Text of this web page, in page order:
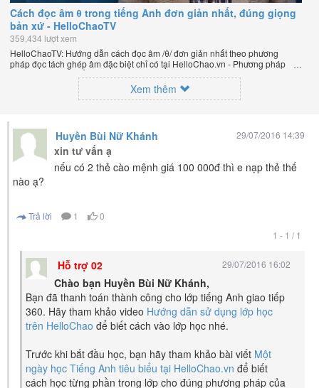
Cách đọc âm θ trong tiếng Anh đơn giản nhất, đúng giọng
bản xứ - HelloChaoTV
359,434 lượt xem
HelloChaoTV: Hướng dẫn cách đọc âm /θ/ đơn giản nhất theo phương
pháp đọc tách ghép âm đặc biệt chỉ có tại HelloChao.vn - Phương pháp
luyện phát âm chuẩn giọng bản xứ dễ dàng và hiệu quả nhất lần đầu tiên
xuất hiện trên thế giới, của thầy Phạm Việt Thắng, đồng sáng lập trang
HelloChao.vn - Chương trình dạy tiếng Anh trực tuyến chặt chẽ nhất thế
Xem thêm
Huyền Bùi Nữ Khánh 29/07/2016 14:39
xin tư vấn ạ
nếu có 2 thẻ cào mệnh giá 100 000đ thì e nạp thẻ thế
nào ạ?
Trả lời 1
0
1 - 1 / 1
Hỗ trợ 02 29/07/2016 16:02
Chào bạn Huyền Bùi Nữ Khánh,
Bạn đã thanh toán thành công cho lớp tiếng Anh giao tiếp
360. Hãy tham khảo video Hướng dẫn sử dụng lớp học
trên HelloChao để biết cách vào lớp học nhé.
Trước khi bắt đầu học, bạn hãy tham khảo bài viết Một
ngày học Tiếng Anh tiêu biểu tại HelloChao.vn để biết
cách học từng phần trong lớp cho đúng phương pháp của